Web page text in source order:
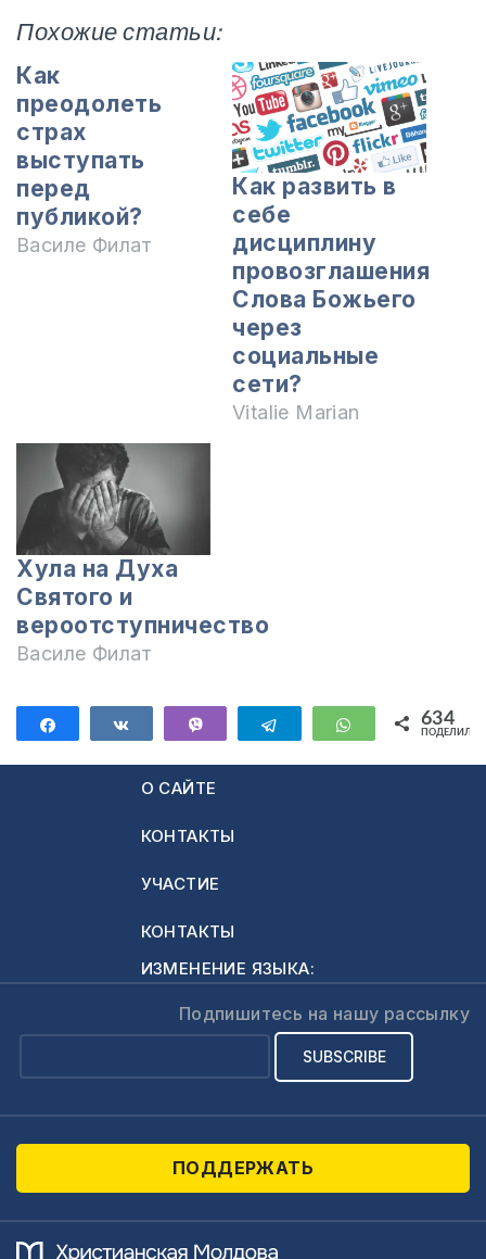
Похожие статьи:
Как
преодолеть
страх
выступать
перед
публикой?
Василе Филат
Как развить в
себе
дисциплину
провозглашения
Слова Божьего
через
социальные
сети?
Vitalie Marian
Хула на Духа
Святого и
вероотступничество
Василе Филат
ПоделитьсяПоделиться Telegram WhatsApp
634
О САЙТЕ
КОНТАКТЫ
УЧАСТИЕ
КОНТАКТЫ
ИЗМЕНЕНИЕ ЯЗЫКА:
Подпишитесь на нашу рассылку
ПОДДЕРЖАТЬ